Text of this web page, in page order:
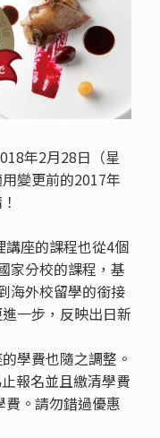
年2月28日（星
變更前的2017年
座的課程也從4個
家分校的課程，基
海外校留學的銜接
一步，反映出日新
學費也隨之調整。
報名並且繳清學費
。請勿錯過優惠